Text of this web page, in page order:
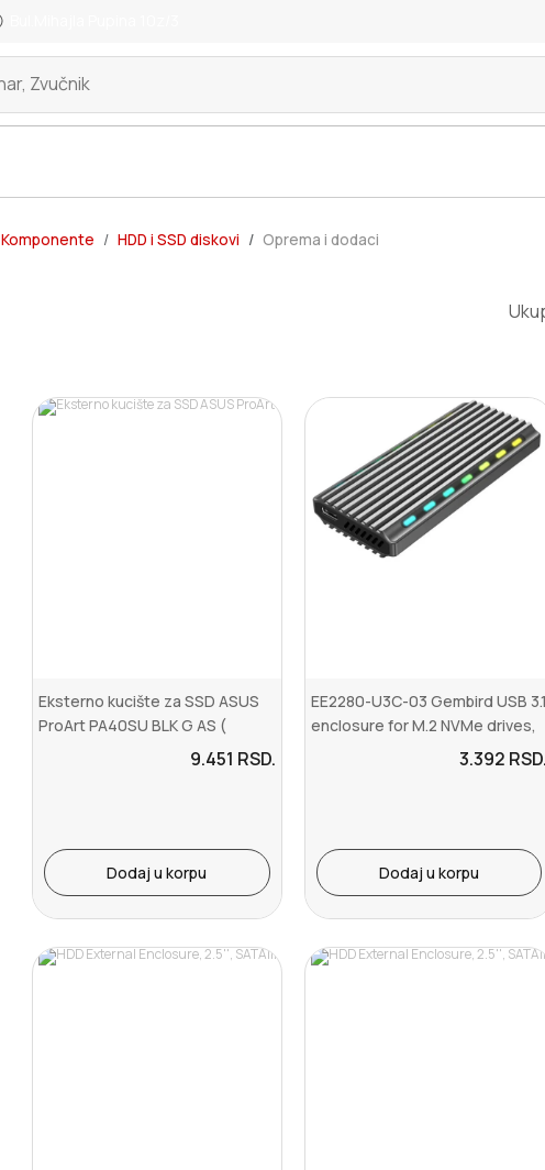
Komponente HDD i SSD diskovi Oprema i dodaci
Eksterno kucište za SSD ASUS
ProArt PA40SU BLK G AS (
9.451 RSD.
Dodaj u korpu
EE2280-U3C-03 Gembird USB 3.1
enclosure for M.2 NVMe drives,
3.392 RSD.
Dodaj u korpu